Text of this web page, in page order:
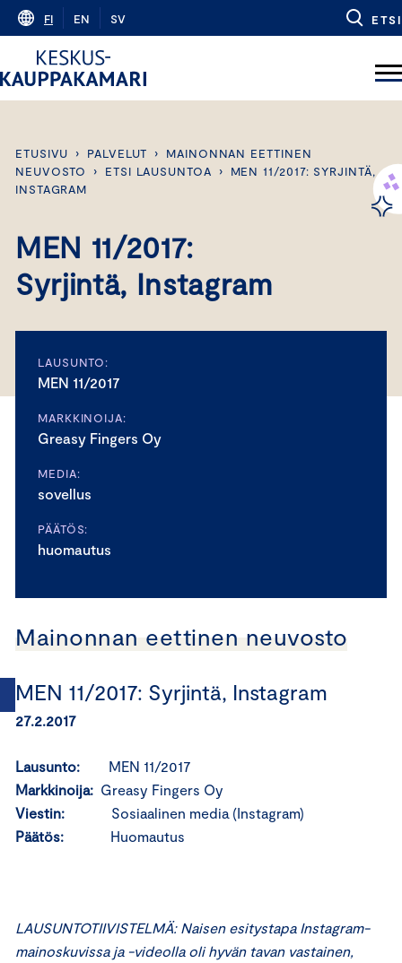
Skip
content
FI EN SV ETSI
ETUSIVU › PALVELUT ›
MAINONNAN EETTINEN
NEUVOSTO
› ETSI LAUSUNTOA ›
MEN 11/2017: SYRJINTÄ,
INSTAGRAM
MEN 11/2017:
Syrjintä, Instagram
LAUSUNTO:
MEN 11/2017
MARKKINOIJA:
Greasy Fingers Oy
MEDIA:
sovellus
PÄÄTÖS:
huomautus
Mainonnan eettinen neuvosto
MEN 11/2017: Syrjintä, Instagram
27.2.2017
Lausunto:
MEN 11/2017
Markkinoija: Greasy Fingers Oy
Viestin:
Sosiaalinen media (Instagram)
Päätös:
Huomautus
LAUSUNTOTIIVISTELMÄ: Naisen esitystapa Instagram-
mainoskuvissa ja -videolla oli hyvän tavan vastainen,